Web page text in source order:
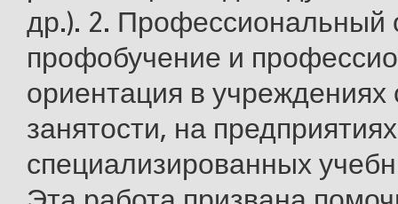
др.). 2. Профессиональный
профобучение и
ориентация в
занятости, на
специализированных